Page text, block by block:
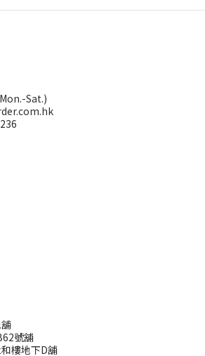
得膠囊嘅毛孩更易接受。熱烈推薦：點解要
健康補助食品？有NMN、益生菌、葡萄糖胺
升、毛髮更靚、水腫、關節僵硬等症狀減輕
康有保障，AKANE貓狗合用NMN健康補助
！由內到外提升毛孩質素，幫你守護佢哋每
Sat.)
號舖
樓地下D舖